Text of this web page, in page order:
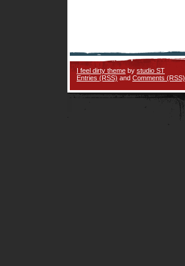
I feel dirty theme by studio ST
Entries (RSS) and Comments (RSS)